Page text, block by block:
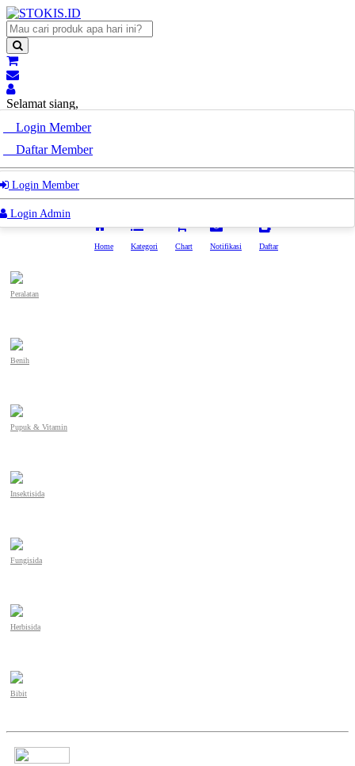
Login Member
Daftar Member
Login Admin
Selamat siang,
Selamat siang,
Login Member
Login Admin
Home Kategori Chart Notifikasi Daftar
Peralatan
Benih
Pupuk & Vitamin
Insektisida
Fungisida
Herbisida
Bibit